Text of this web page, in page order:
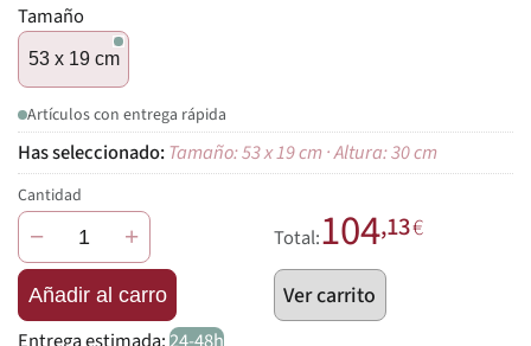
Tamaño
53 x 19 cm
Artículos con entrega rápida
Tamaño: 53 x 19 cm · Altura: 30 cm
Cantidad
− +
Añadir al carro
Total:104,13€
Ver carrito